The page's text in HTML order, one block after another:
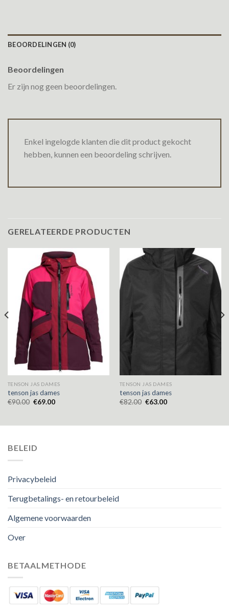
BEOORDELINGEN (0)
Beoordelingen
Er zijn nog geen beoordelingen.
Enkel ingelogde klanten die dit product gekocht
hebben, kunnen een beoordeling schrijven.
GERELATEERDE PRODUCTEN
TENSON JAS DAMES
tenson jas dames
€90.00 €69.00
TENSON JAS DAMES
tenson jas dames
€82.00 €63.00
BELEID
Privacybeleid
Terugbetalings- en retourbeleid
Algemene voorwaarden
Over
BETAALMETHODE